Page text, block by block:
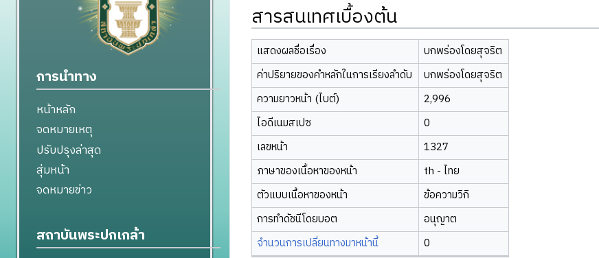
สารสนเทศเบื้องต้น
แสดงผลชื่อเรื่อง
บกพร่องโดยสุจริต
ค่าปริยายของคำหลักในการเรียงลำดับ
บกพร่องโดยสุจริต
ความยาวหน้า (ไบต์)
2,996
ไอดีเนมสเปซ
0
เลขหน้า
1327
ภาษาของเนื้อหาของหน้า
th - ไทย
ตัวแบบเนื้อหาของหน้า
ข้อความวิกิ
การทำดัชนีโดยบอต
อนุญาต
จำนวนการเปลี่ยนทางมาหน้านี้
0
การนำทาง
หน้าหลัก
จดหมายเหตุ
ปรับปรุงล่าสุด
สุ่มหน้า
จดหมายข่าว
สถาบันพระปกเกล้า